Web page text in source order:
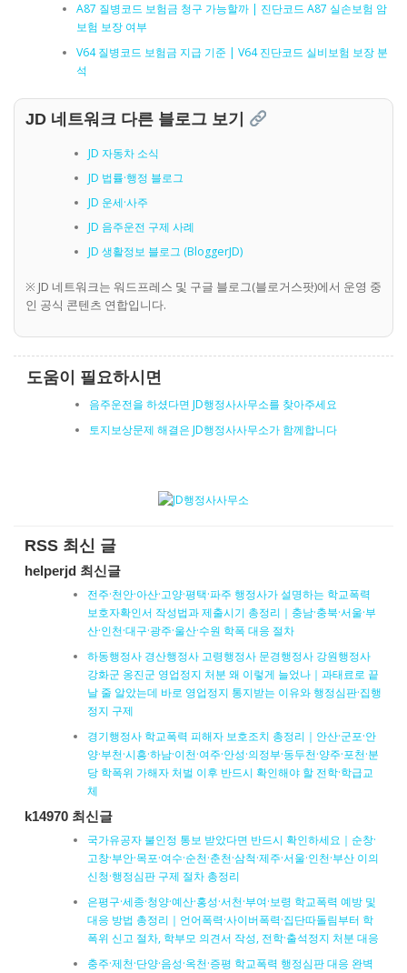
A87 질병코드 보험금 청구 가능할까 | 진단코드 A87 실손보험 암
보험 보장 여부
V64 질병코드 보험금 지급 기준 | V64 진단코드 실비보험 보장 분
석
JD 네트워크 다른 블로그 보기
JD 자동차 소식
JD 법률·행정 블로그
JD 운세·사주
JD 음주운전 구제 사례
JD 생활정보 블로그 (BloggerJD)
※ JD 네트워크는 워드프레스 및 구글 블로그(블로거스팟)에서 운영 중
인 공식 콘텐츠 연합입니다.
도움이 필요하시면
음주운전을 하셨다면 JD행정사사무소를 찾아주세요
토지보상문제 해결은 JD행정사사무소가 함께합니다
RSS 최신 글
helperjd 최신글
전주·천안·아산·고양·평택·파주 행정사가 설명하는 학교폭력
보호자확인서 작성법과 제출시기 총정리｜충남·충북·서울·부
산·인천·대구·광주·울산·수원 학폭 대응 절차
하동행정사 경산행정사 고령행정사 문경행정사 강원행정사
강화군 옹진군 영업정지 처분 왜 이렇게 늘었나｜과태료로 끝
날 줄 알았는데 바로 영업정지 통지받는 이유와 행정심판·집행
정지 구제
경기행정사 학교폭력 피해자 보호조치 총정리｜안산·군포·안
양·부천·시흥·하남·이천·여주·안성·의정부·동두천·양주·포천·분
당 학폭위 가해자 처벌 이후 반드시 확인해야 할 전학·학급교
체
k14970 최신글
국가유공자 불인정 통보 받았다면 반드시 확인하세요｜순창·
고창·부안·목포·여수·순천·춘천·삼척·제주·서울·인천·부산 이의
신청·행정심판 구제 절차 총정리
은평구·세종·청양·예산·홍성·서천·부여·보령 학교폭력 예방 및
대응 방법 총정리｜언어폭력·사이버폭력·집단따돌림부터 학
폭위 신고 절차, 학부모 의견서 작성, 전학·출석정지 처분 대응
충주·제천·단양·음성·옥천·증평 학교폭력 행정심판 대응 완벽